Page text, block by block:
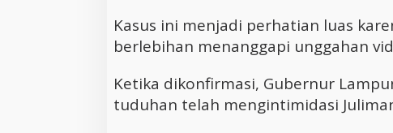
Kasus ini menjadi perhatian luas
berlebihan menanggapi unggahan
Ketika dikonfirmasi, Gubernur
tuduhan telah mengintimidasi